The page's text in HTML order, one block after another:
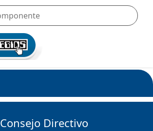
Consejo Directivo